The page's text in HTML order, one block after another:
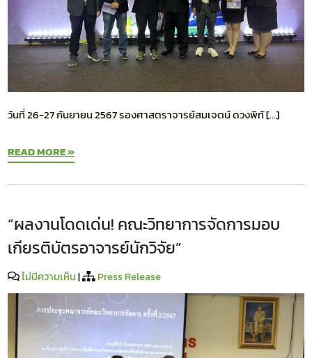
วันที่ 26-27 กันยายน 2567 รองศาสตราจารย์สมเจตน์ ดวงพิทั […]
READ MORE »
“ผลงานโดดเด่น! คณะวิทยาการจัดการมอบ
เกียรติบัตรอาจารย์นักวิจัย”
ไม่มีความเห็น| Press Release